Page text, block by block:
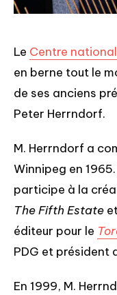
Le Centre
en berne tout le
de ses anciens
Peter Herrndorf.
M. Herrndorf a
Winnipeg en
participe à la
The Fifth Estate
éditeur pour le
PDG et président
En 1999, M.